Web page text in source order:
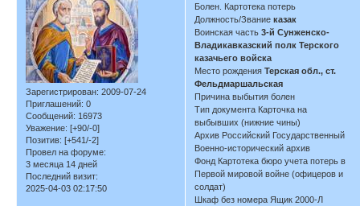
Зарегистрирован: 2009-07-24
Приглашений: 0
Сообщений: 16973
Уважение: [+90/-0]
Позитив: [+541/-2]
Провел на форуме:
3 месяца 14 дней
Последний визит:
2025-04-03 02:17:50
Болен. Картотека потерь
Должность/Званиеказак
Воинская часть 3-й Сунженско-
Владикавказский полк Терского
казачьего войска
Место рожденияТерская обл., ст.
Фельдмаршальская
Причина выбытия болен
Тип документа Карточка на
выбывших (нижние чины)
Архив Российский Государственный
Военно-исторический архив
Фонд Картотека бюро учета потерь в
Первой мировой войне (офицеров и
солдат)
Шкаф без номера Ящик 2000-Л